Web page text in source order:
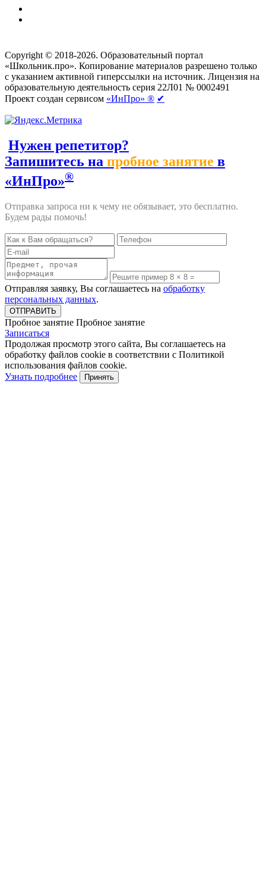
Copyright © 2018-2026. Образовательный портал
«Школьник.про». Копирование материалов разрешено только
с указанием активной гиперссылки на источник. Лицензия на
образовательную деятельность серия 22Л01 № 0002491
Проект создан сервисом «ИнПро» ® ✔
Нужен репетитор?
Запишитесь на пробное занятие в
«ИнПро»®
Отправка запроса ни к чему не обязывает, это бесплатно.
Будем рады помочь!
Отправляя заявку, Вы соглашаетесь на обработку
персональных данных.
Пробное занятие Пробное занятие
Записаться
Продолжая просмотр этого сайта, Вы соглашаетесь на
обработку файлов cookie в соответствии с Политикой
использования файлов cookie.
Узнать подробнее
Принять